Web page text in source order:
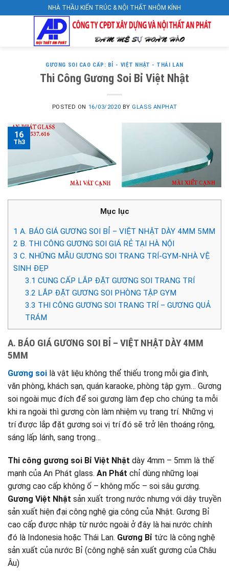
NHÀ THẦU KIẾN TRÚC & NỘI THẤT NHÔM KÍNH
GƯƠNG SOI CAO CẤP: BỈ - VIỆT NHẬT - THÁI LAN
Thi Công Gương Soi Bỉ Việt Nhật
POSTED ON 16/03/2020 BY GLASS ANPHAT
16
Th3
Mục lục
1 A. BÁO GIÁ GƯƠNG SOI BỈ – VIỆT NHẬT DÀY 4MM 5MM
2 B. THI CÔNG GƯƠNG SOI GIÁ RẺ TẠI HÀ NỘI
3 C. NHỮNG MẪU GƯƠNG SOI TRANG TRÍ-GYM-NHÀ VỆ
SINH ĐẸP
3.1 CUNG CẤP LẮP ĐẶT GƯƠNG SOI TRANG TRÍ
3.2 LẮP ĐẶT GƯƠNG SOI PHÒNG TẬP GYM
3.3 THI CÔNG GƯƠNG SOI TRANG TRÍ – GƯƠNG QUẢ
TRÁM
A. BÁO GIÁ GƯƠNG SOI BỈ – VIỆT NHẬT DÀY 4MM
5MM
Gương soi là vật liệu không thể thiếu trong mỗi gia đình,
văn phòng, khách sạn, quán karaoke, phòng tập gym… Gương
soi ngoài mục đích để soi gương làm đẹp cho chúng ta mỗi
khi ra ngoài thì gương còn làm nhiệm vụ trang trí. Những vị
trí được lắp đặt gương soi vị trí đó sẽ trở lên thoáng rộng,
sáng lấp lánh, sang trọng…
Thi công gương soi Bỉ Việt Nhật dày 4mm – 5mm là thế
mạnh của An Phát glass. An Phát chỉ dùng những loại
gương cao cấp không ố – không mốc – soi sâu gương.
Gương Việt Nhật sản xuất trong nước nhưng với dây truyền
sản xuất hiện đại công nghệ gia công của Nhật. Gương Bỉ
cao cấp được nhập từ nước ngoài ở đây là hai nước chính
đó là Indonesia hoặc Thái Lan. Gương Bỉ tức là công nghệ
sản xuất của nước Bỉ (công nghệ sản xuất gương của Châu
Âu)